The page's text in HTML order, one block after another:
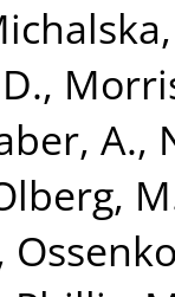
,
A.,